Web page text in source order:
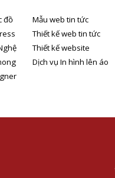
đồ
Mẫu web tin tức
Thiết kế web tin tức
Thiết kế website
Dịch vụ In hình lên áo